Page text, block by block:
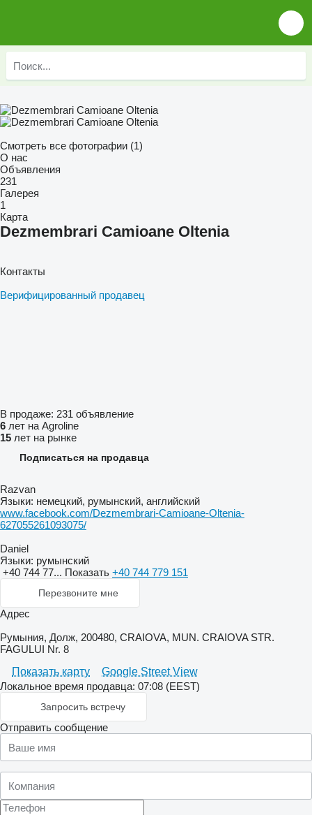
Смотреть все фотографии (1)
О нас
Объявления
231
Галерея
1
Карта
Dezmembrari Camioane Oltenia
Контакты
Верифицированный продавец
В продаже: 231 объявление
6 лет на Agroline
15 лет на рынке
Подписаться на продавца
Razvan
Языки: немецкий, румынский, английский
www.facebook.com/Dezmembrari-Camioane-Oltenia-
627055261093075/
Daniel
Языки: румынский
+40 744 77... Показать +40 744 779 151
Перезвоните мне
Адрес
Румыния, Долж, 200480, CRAIOVA, MUN. CRAIOVA STR.
FAGULUI Nr. 8
Показать карту
Google Street View
Локальное время продавца: 07:08 (EEST)
Запросить встречу
Отправить сообщение